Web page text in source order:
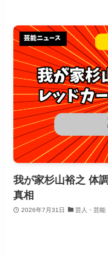
我が家杉山裕之 体
真相
2026年7月31日 芸人・芸能